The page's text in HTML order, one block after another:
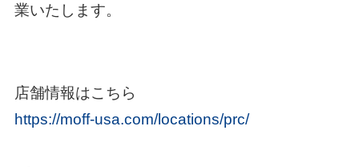
業いたします。
店舗情報はこちら
https://moff-usa.com/locations/prc/